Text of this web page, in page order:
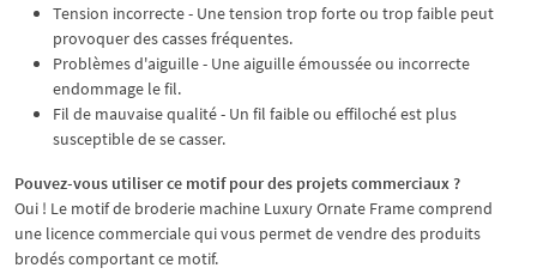
Tension incorrecte - Une tension trop forte ou trop faible peut
provoquer des casses fréquentes.
Problèmes d'aiguille - Une aiguille émoussée ou incorrecte
endommage le fil.
Fil de mauvaise qualité - Un fil faible ou effiloché est plus
susceptible de se casser.
Pouvez-vous utiliser ce motif pour des projets commerciaux ?
Oui ! Le motif de broderie machine Luxury Ornate Frame comprend
une licence commerciale qui vous permet de vendre des produits
brodés comportant ce motif.